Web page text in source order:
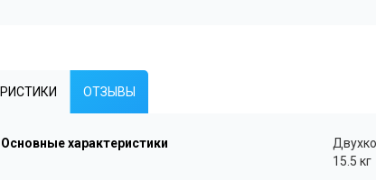
ОТЗЫВЫ
Основные характеристики
15.5 кг